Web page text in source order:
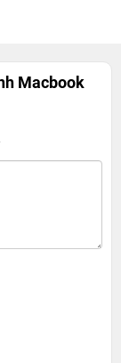
Macbook